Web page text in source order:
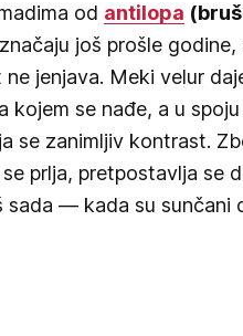
od antilopa
još prošle
ne jenjava. Meki velur
kojem se nađe, a u
se zanimljiv kontrast.
prlja, pretpostavlja se
sada — kada su sunčani